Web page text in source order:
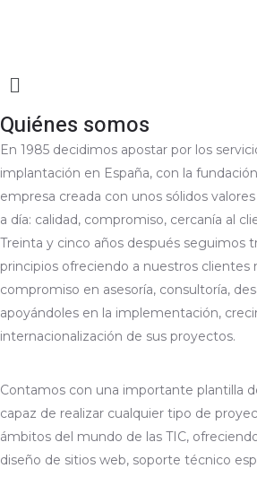
Main
Menu
Quiénes somos
En 1985 decidimos apostar por los
implantación en España, con la
empresa creada con unos sólidos
a día: calidad, compromiso, cercanía al
Treinta y cinco años después seguimos
principios ofreciendo a nuestros
compromiso en asesoría, consultoría,
apoyándoles en la implementación,
internacionalización de sus proyectos.
Contamos con una importante plantilla
capaz de realizar cualquier tipo de
ámbitos del mundo de las TIC,
diseño de sitios web, soporte técnico